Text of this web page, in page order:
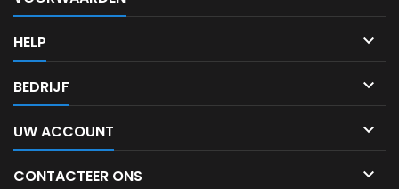
HELP 
BEDRIJF 
UW ACCOUNT 
CONTACTEER ONS 